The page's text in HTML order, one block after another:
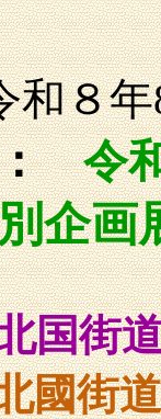
和８
令
別企
国街
國街